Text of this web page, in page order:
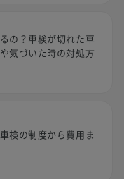
の？車検が切れた車
気づいた時の対処方
検の制度から費用ま